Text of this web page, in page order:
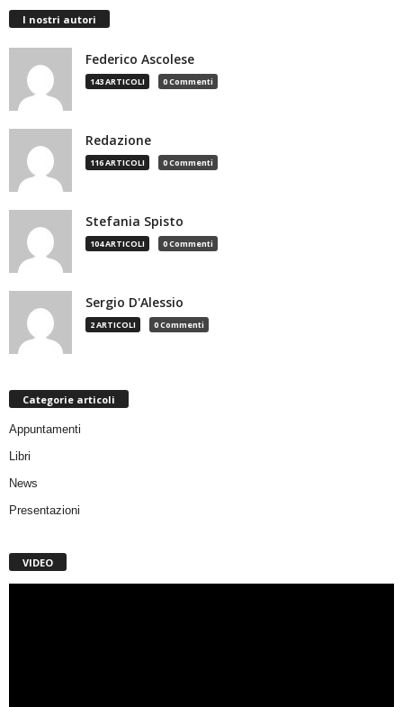
I nostri autori
Federico Ascolese
143 ARTICOLI 0 Commenti
Redazione
116 ARTICOLI 0 Commenti
Stefania Spisto
104 ARTICOLI 0 Commenti
Sergio D'Alessio
2 ARTICOLI 0 Commenti
Categorie articoli
Appuntamenti
Libri
News
Presentazioni
VIDEO